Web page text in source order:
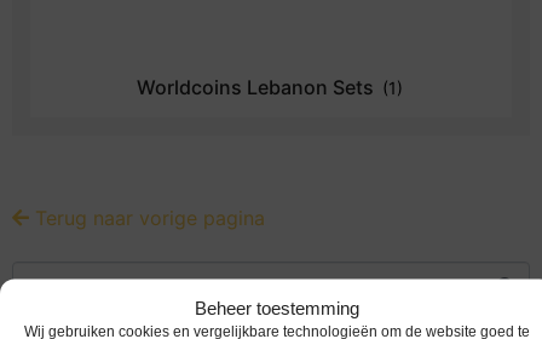
Beheer toestemming
Wij gebruiken cookies en vergelijkbare technologieën om de website goed te
Worldcoins Lebanon Sets (1)
Terug naar vorige pagina